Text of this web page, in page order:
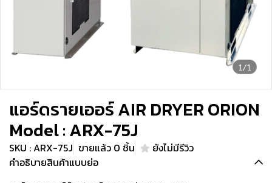
1/1
แอร์ดรายเออร์ AIR DRYER ORION
Model : ARX-75J
SKU : ARX-75J ขายแล้ว 0 ชิ้น
ยังไม่มีรีวิว
คำอธิบายสินค้าแบบย่อ